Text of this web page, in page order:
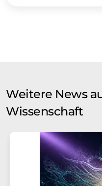
Weitere News
Wissenschaft